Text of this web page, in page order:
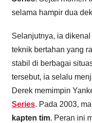
selama hampir dua
Selanjutnya, ia
teknik bertahan yang
stabil di berbagai
tersebut, ia selalu
Derek memimpin
Series. Pada 2003,
kapten tim. Peran ini